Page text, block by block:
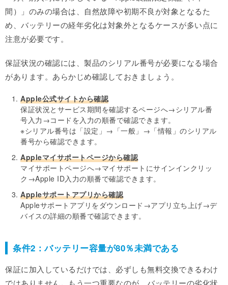
間）」のみの場合は、自然故障や初期不良が対象となるた
め、バッテリーの経年劣化は対象外となるケースが多い点に
注意が必要です。
保証状況の確認には、製品のシリアル番号が必要になる場合
があります。あらかじめ確認しておきましょう。
Apple公式サイトから確認
保証状況とサービス期間を確認するページへ→シリアル番
号入力→コードを入力の順番で確認できます。
※シリアル番号は「設定」→「一般」→「情報」のシリアル
番号から確認できます。
Appleマイサポートページから確認
マイサポートページへ→マイサポートにサインインクリッ
ク→Apple ID入力の順番で確認できます。
Appleサポートアプリから確認
Appleサポートアプリをダウンロード→アプリ立ち上げ→デ
バイスの詳細の順番で確認できます。
条件2：バッテリー容量が80％未満である
保証に加入しているだけでは、必ずしも無料交換できるわけ
ではありません。もう一つ重要なのが、バッテリーの劣化状